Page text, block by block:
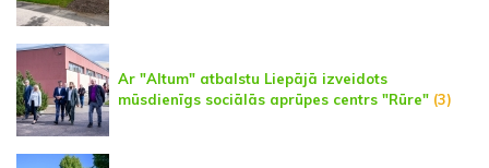
Ar "Altum" atbalstu Liepājā izveidots
mūsdienīgs sociālās aprūpes centrs "Rūre" (3)